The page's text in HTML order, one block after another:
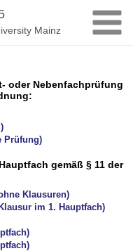
Mainz
oder Nebenfachprüfung
Prüfung)
gemäß § 11 der
Klausuren)
im 1. Hauptfach)